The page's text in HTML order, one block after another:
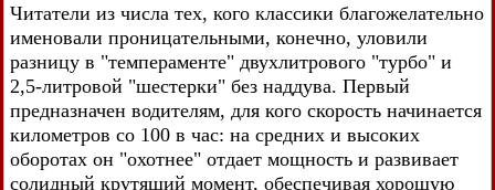
Читатели из числа тех, кого классики благожелательно
именовали проницательными, конечно, уловили
разницу в "темпераменте" двухлитрового "турбо" и
2,5-литровой "шестерки" без наддува. Первый
предназначен водителям, для кого скорость начинается
километров со 100 в час: на средних и высоких
оборотах он "охотнее" отдает мощность и развивает
солидный крутящий момент, обеспечивая хорошую